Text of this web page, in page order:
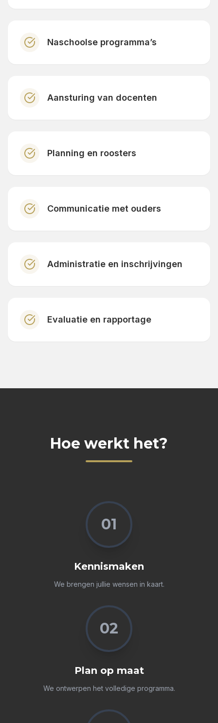
Naschoolse programma’s
Aansturing van docenten
Planning en roosters
Communicatie met ouders
Administratie en inschrijvingen
Evaluatie en rapportage
Hoe werkt het?
01
Kennismaken
We brengen jullie wensen in kaart.
02
Plan op maat
We ontwerpen het volledige programma.